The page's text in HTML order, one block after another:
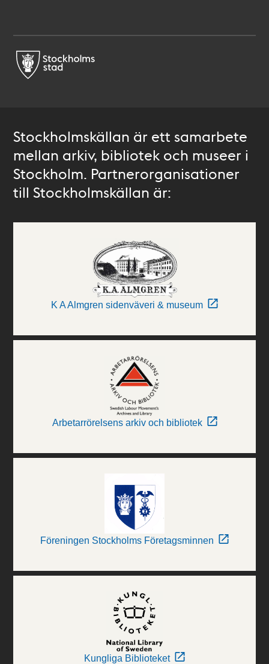
Stockholmskällan är ett samarbete
mellan arkiv, bibliotek och museer i
Stockholm. Partnerorganisationer
till Stockholmskällan är:
K A Almgren sidenväveri & museum
Arbetarrörelsens arkiv och bibliotek
Föreningen Stockholms Företagsminnen
Kungliga Biblioteket